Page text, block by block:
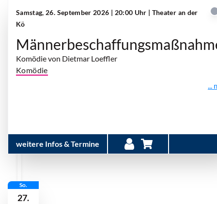
Samstag, 26. September 2026 | 20:00 Uhr | Theater an der
Kö
Komödie von Dietmar Loeffler
Komödie
...
weitere Infos & Termine
So.
27.